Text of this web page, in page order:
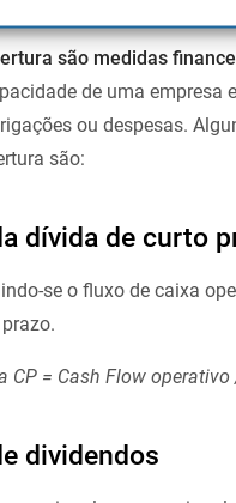
são medidas
de uma empresa
ou despesas.
são:
dívida de curto
se o fluxo de caixa
CP = Cash Flow
dividendos